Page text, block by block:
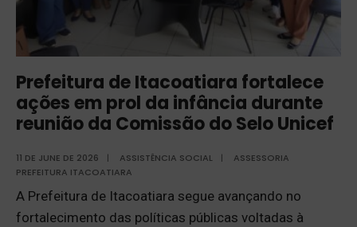
Prefeitura de Itacoatiara fortalece
ações em prol da infância durante
reunião da Comissão do Selo Unicef
11 DE JUNE DE 2026 | ASSISTÊNCIA SOCIAL |
ASSESSORIA
PREFEITURA ITACOATIARA
A Prefeitura de Itacoatiara segue avançando no
fortalecimento das políticas públicas voltadas à